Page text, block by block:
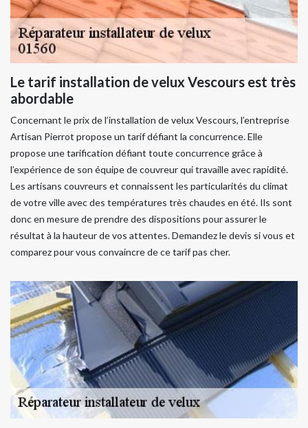
Le tarif installation de velux Vescours est très
abordable
Concernant le prix de l’installation de velux Vescours, l’entreprise
Artisan Pierrot propose un tarif défiant la concurrence. Elle
propose une tarification défiant toute concurrence grâce à
l’expérience de son équipe de couvreur qui travaille avec rapidité.
Les artisans couvreurs et connaissent les particularités du climat
de votre ville avec des températures très chaudes en été. Ils sont
donc en mesure de prendre des dispositions pour assurer le
résultat à la hauteur de vos attentes. Demandez le devis si vous et
comparez pour vous convaincre de ce tarif pas cher.